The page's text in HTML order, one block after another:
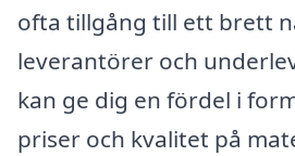
ofta tillgång till ett brett
leverantörer och
kan ge dig en fördel i
priser och kvalitet på